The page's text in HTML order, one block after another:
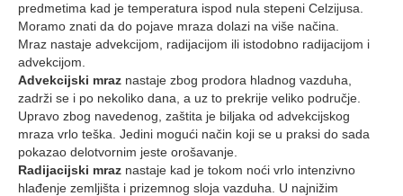
predmetima kad je temperatura ispod nula stepeni Celzijusa.
Moramo znati da do pojave mraza dolazi na više načina.
Mraz nastaje advekcijom, radijacijom ili istodobno radijacijom i
advekcijom.
Advekcijski mraz nastaje zbog prodora hladnog vazduha,
zadrži se i po nekoliko dana, a uz to prekrije veliko područje.
Upravo zbog navedenog, zaštita je biljaka od advekcijskog
mraza vrlo teška. Jedini mogući način koji se u praksi do sada
pokazao delotvornim jeste orošavanje.
Radijacijski mraz nastaje kad je tokom noći vrlo intenzivno
hlađenje zemljišta i prizemnog sloja vazduha. U najnižim